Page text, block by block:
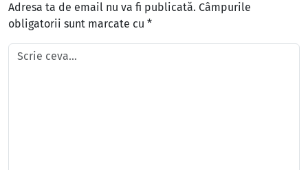
Adresa ta de email nu va fi publicată. Câmpurile
obligatorii sunt marcate cu *